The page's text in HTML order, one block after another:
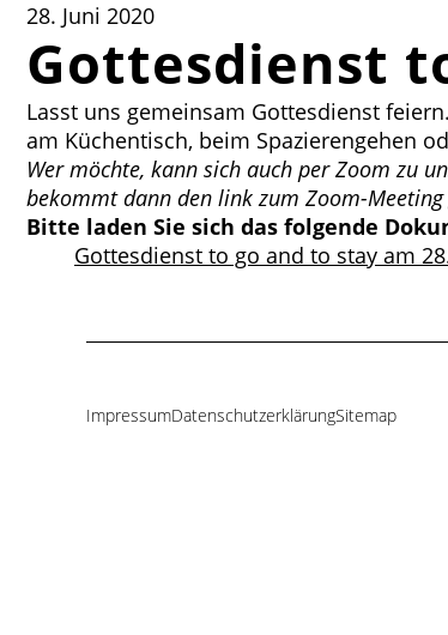
28. Juni 2020
Gottesdienst
Lasst uns gemeinsam Gottesdienst
am Küchentisch, beim Spazierengehen
Wer möchte, kann sich auch per Zoom zu
bekommt dann den link zum Zoom-Meeting
Bitte laden Sie sich das folgende
Gottesdienst to go and to stay am
Navigation
ImpressumDatenschutzerklärungSitemap